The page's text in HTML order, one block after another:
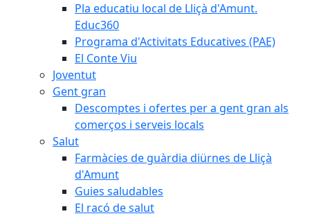
Pla educatiu local de Lliçà d'Amunt.
Educ360
Programa d'Activitats Educatives (PAE)
El Conte Viu
Joventut
Gent gran
Descomptes i ofertes per a gent gran als
comerços i serveis locals
Salut
Farmàcies de guàrdia diürnes de Lliçà
d'Amunt
Guies saludables
El racó de salut